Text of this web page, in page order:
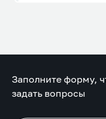
Заполните форму,
задать вопросы